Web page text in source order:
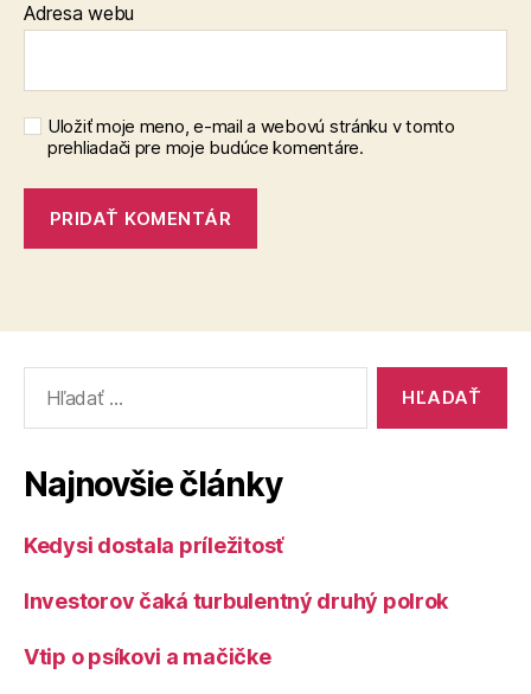
Adresa webu
Uložiť moje meno, e-mail a webovú stránku v tomto
prehliadači pre moje budúce komentáre.
Najnovšie články
Kedysi dostala príležitosť
Investorov čaká turbulentný druhý polrok
Vtip o psíkovi a mačičke